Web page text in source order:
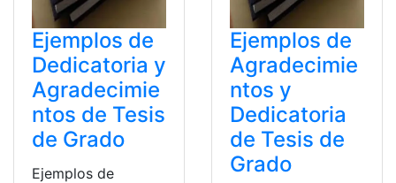
Ejemplos de
Dedicatoria y
Agradecimie
ntos de Tesis
de Grado
Ejemplos de
Ejemplos de
Agradecimie
ntos y
Dedicatoria
de Tesis de
Grado